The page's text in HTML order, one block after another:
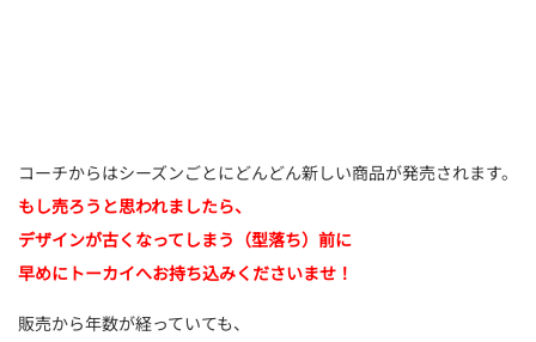
コーチからはシーズンごとにどんどん新しい商品が発売されます。
もし売ろうと思われましたら、
デザインが古くなってしまう（型落ち）前に
早めにトーカイへお持ち込みくださいませ！
販売から年数が経っていても、